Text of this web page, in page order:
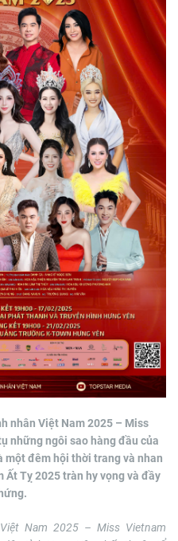
nhân Việt Nam 2025 – Miss
những ngôi sao hàng đầu của
một đêm hội thời trang và nhan
Ất Tỵ 2025 tràn hy vọng và đầy
Nam 2025 – Miss Vietnam